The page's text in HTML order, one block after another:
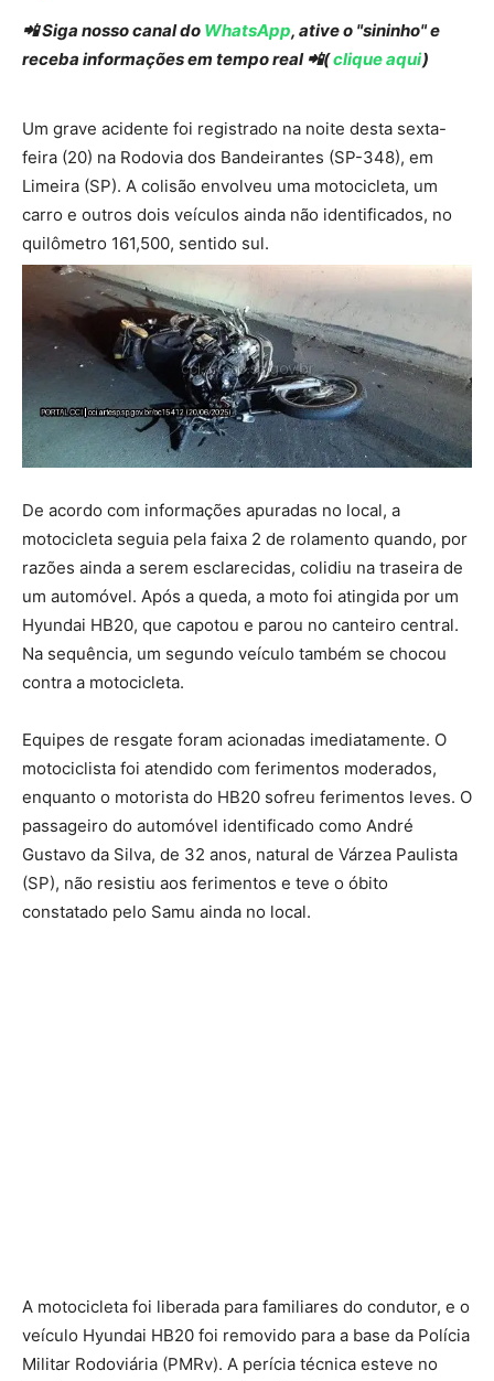
📲 Siga nosso canal do WhatsApp, ative o "sininho" e
receba informações em tempo real 📲(clique aqui)
Um grave acidente foi registrado na noite desta sexta-
feira (20) na Rodovia dos Bandeirantes (SP-348), em
Limeira (SP). A colisão envolveu uma motocicleta, um
carro e outros dois veículos ainda não identificados, no
quilômetro 161,500, sentido sul.
De acordo com informações apuradas no local, a
motocicleta seguia pela faixa 2 de rolamento quando, por
razões ainda a serem esclarecidas, colidiu na traseira de
um automóvel. Após a queda, a moto foi atingida por um
Hyundai HB20, que capotou e parou no canteiro central.
Na sequência, um segundo veículo também se chocou
contra a motocicleta.
Equipes de resgate foram acionadas imediatamente. O
motociclista foi atendido com ferimentos moderados,
enquanto o motorista do HB20 sofreu ferimentos leves. O
passageiro do automóvel identificado como André
Gustavo da Silva, de 32 anos, natural de Várzea Paulista
(SP), não resistiu aos ferimentos e teve o óbito
constatado pelo Samu ainda no local.
A motocicleta foi liberada para familiares do condutor, e o
veículo Hyundai HB20 foi removido para a base da Polícia
Militar Rodoviária (PMRv). A perícia técnica esteve no